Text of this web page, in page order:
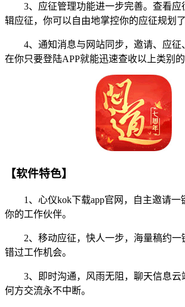
3、应征管理功能进一步完善。查看应
辑应征，你可以自由地掌控你的应征规划了
4、通知消息与网站同步，邀请、应征
在你只要登陆APP就能迅速查收以上类别的
【软件特色】
1、心仪kok下载app官网，自主邀请一
你的工作伙伴。
2、移动应征，快人一步，海量稿约一
错过工作机会。
3、即时沟通，风雨无阻，聊天信息云
何方交流永不中断。